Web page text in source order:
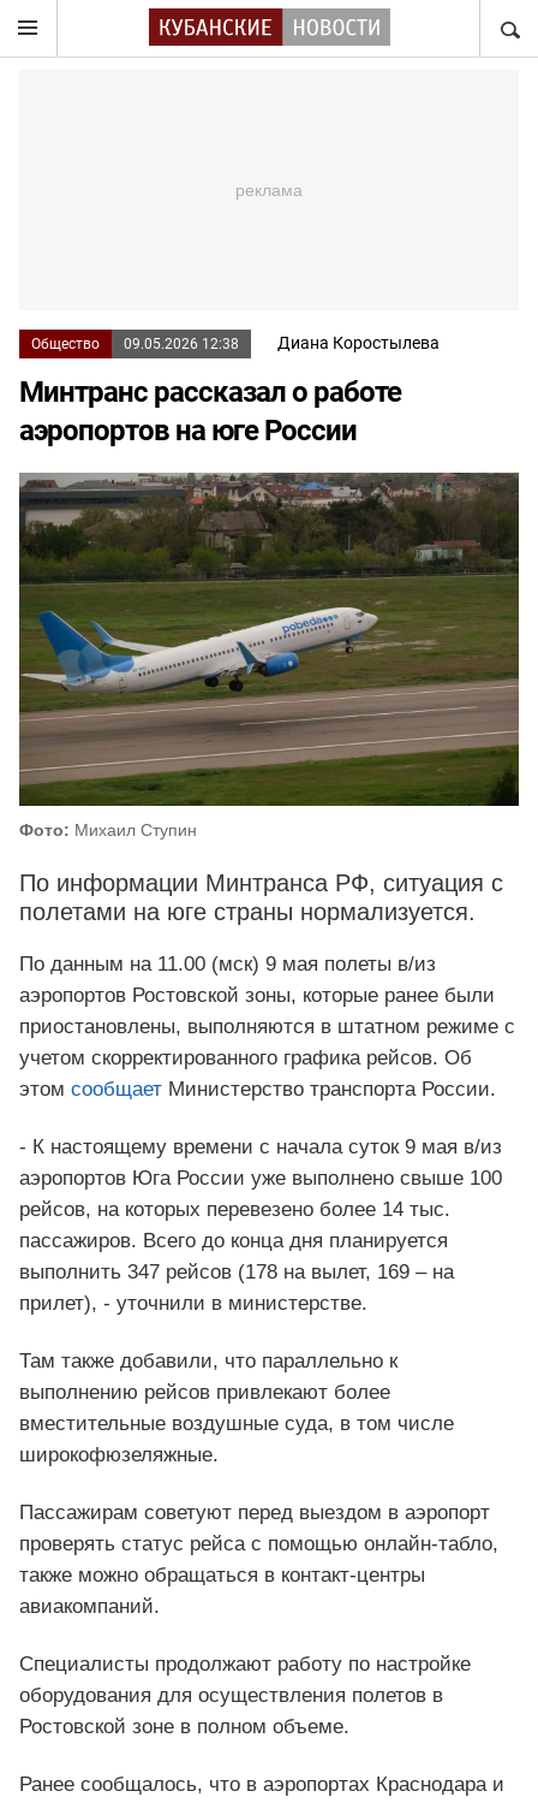
Общество 09.05.2026 12:38 Диана Коростылева
Минтранс рассказал о работе
аэропортов на юге России
Фото: Михаил Ступин
По информации Минтранса РФ, ситуация с
полетами на юге страны нормализуется.
По данным на 11.00 (мск) 9 мая полеты в/из
аэропортов Ростовской зоны, которые ранее были
приостановлены, выполняются в штатном режиме с
учетом скорректированного графика рейсов. Об
этом сообщает Министерство транспорта России.
- К настоящему времени с начала суток 9 мая в/из
аэропортов Юга России уже выполнено свыше 100
рейсов, на которых перевезено более 14 тыс.
пассажиров. Всего до конца дня планируется
выполнить 347 рейсов (178 на вылет, 169 – на
прилет), - уточнили в министерстве.
Там также добавили, что параллельно к
выполнению рейсов привлекают более
вместительные воздушные суда, в том числе
широкофюзеляжные.
Пассажирам советуют перед выездом в аэропорт
проверять статус рейса с помощью онлайн-табло,
также можно обращаться в контакт-центры
авиакомпаний.
Специалисты продолжают работу по настройке
оборудования для осуществления полетов в
Ростовской зоне в полном объеме.
Ранее сообщалось, что в аэропортах Краснодара и